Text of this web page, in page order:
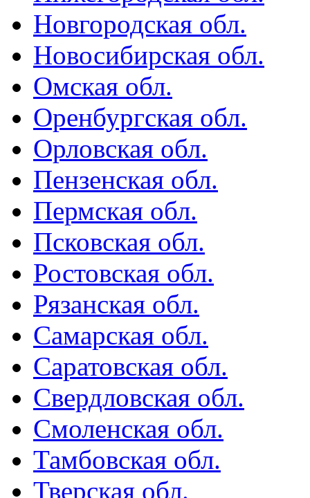
Новгородская обл.
Новосибирская обл.
Омская обл.
Оренбургская обл.
Орловская обл.
Пензенская обл.
Пермская обл.
Псковская обл.
Ростовская обл.
Рязанская обл.
Самарская обл.
Саратовская обл.
Свердловская обл.
Смоленская обл.
Тамбовская обл.
Тверская обл.